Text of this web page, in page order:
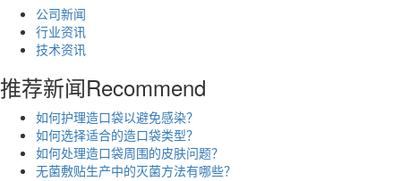
公司新闻
行业资讯
技术资讯
推荐新闻Recommend
如何护理造口袋以避免感染？
如何选择适合的造口袋类型？
如何处理造口袋周围的皮肤问题？
无菌敷贴生产中的灭菌方法有哪些？